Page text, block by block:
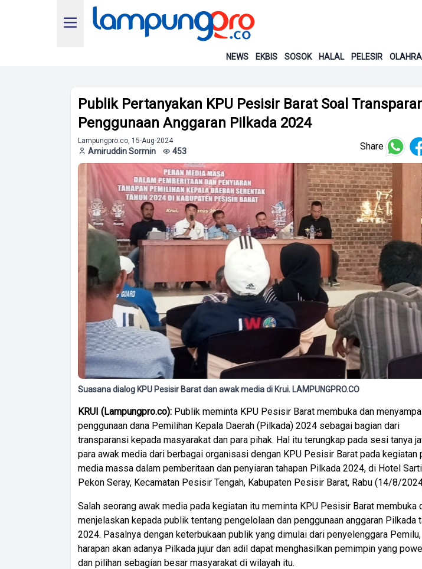
NEWS EKBIS SOSOK HALAL PELESIR
Publik Pertanyakan KPU Pesisir Barat Soal
Penggunaan Anggaran Pilkada 2024
Lampungpro.co, 15-Aug-2024
Amiruddin Sormin 453 Share
Suasana dialog KPU Pesisir Barat dan awak media di Krui. LAMPUNGPRO.CO
KRUI (Lampungpro.co): Publik meminta KPU Pesisir Barat membuka dan
penggunaan dana Pemilihan Kepala Daerah (Pilkada) 2024 sebagai bagian dari
transparansi kepada masyarakat dan para pihak. Hal itu terungkap pada sesi tanya
para awak media dari berbagai organisasi dengan KPU Pesisir Barat pada kegiatan
media massa dalam pemberitaan dan penyiaran tahapan Pilkada 2024, di Hotel
Pekon Seray, Kecamatan Pesisir Tengah, Kabupaten Pesisir Barat, Rabu (14/8/
Salah seorang awak media pada kegiatan itu meminta KPU Pesisir Barat membuka
menjelaskan kepada publik tentang pengelolaan dan penggunaan anggaran Pilkada
2024. Pasalnya dengan keterbukaan publik yang dimulai dari penyelenggara Pemilu,
harapan akan adanya Pilkada jujur dan adil dapat menghasilkan pemimpin yang
dan pilihan sebagian besar masyarakat di wilayah itu.